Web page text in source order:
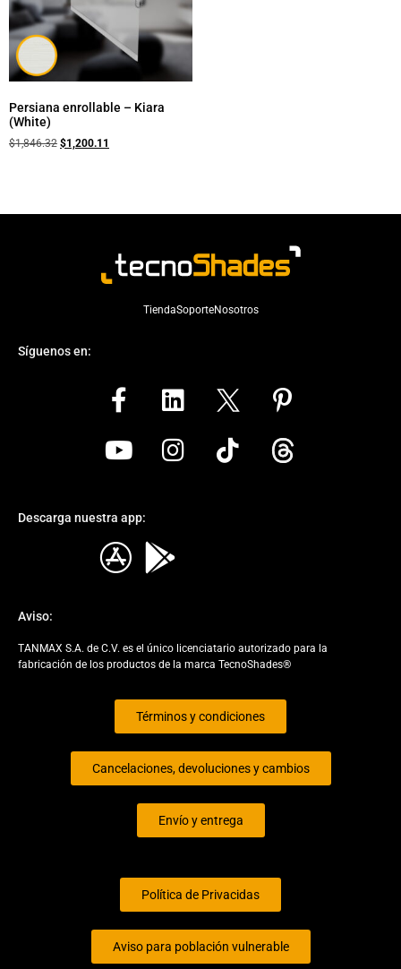
Persiana enrollable – Kiara
(White)
$1,846.32 $1,200.11
TiendaSoporteNosotros
Síguenos en:
Descarga nuestra app:
Aviso:
TANMAX S.A. de C.V. es el único licenciatario autorizado para la
fabricación de los productos de la marca TecnoShades®
Términos y condiciones
Cancelaciones, devoluciones y cambios
Envío y entrega
Política de Privacidas
Aviso para población vulnerable